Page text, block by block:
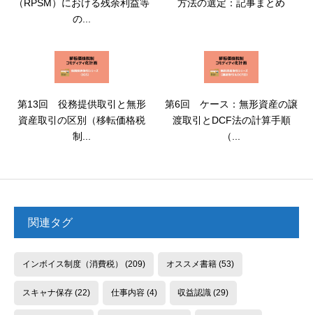
（RPSM）における残余利益等
の...
方法の選定：記事まとめ
第13回 役務提供取引と無形
資産取引の区別（移転価格税
制...
第6回 ケース：無形資産の譲
渡取引とDCF法の計算手順
（...
関連タグ
インボイス制度（消費税） (209) オススメ書籍(53)
スキャナ保存(22) 仕事内容(4) 収益認識 (29)